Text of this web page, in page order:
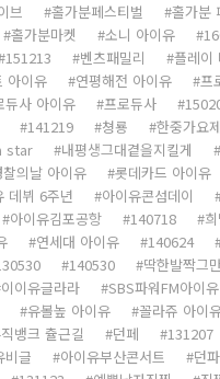
브 홀가분페스티벌
홀가분
홀가분마켓 소니 아이유
151213 벤츠패밀리 플레이
아이유 연평해전 아이유
프
듀사 아이유 프로듀사
141219 쳥룡 한중가요
star 내평생그대곁을지킬게
찰의날 아이유 롯데카드 아이유
데뷔 6주년 아이유콘섬데이
아이유김포공항 140718
연세대 아이유 140624
140530
딱한발짝그
이이유글라라 SBS파워FM아이유
유볼높 아이유 꼴라쥬 아이
뱅크 츌근길 던페
131207
비글 아이유부산콘서트
던